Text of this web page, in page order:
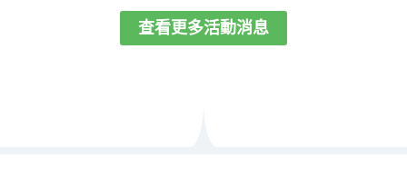
查看更多活動消息